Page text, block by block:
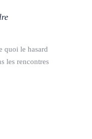
quoi le hasard
les rencontres